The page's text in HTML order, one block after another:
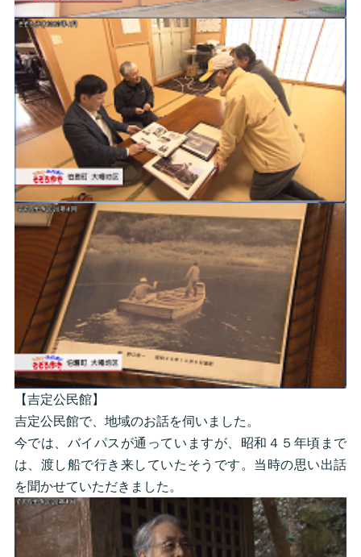
【吉定公民館】
吉定公民館で、地域のお話を伺いました。
今では、バイパスが通っていますが、昭和４５年頃まで
は、渡し船で行き来していたそうです。当時の思い出話
を聞かせていただきました。